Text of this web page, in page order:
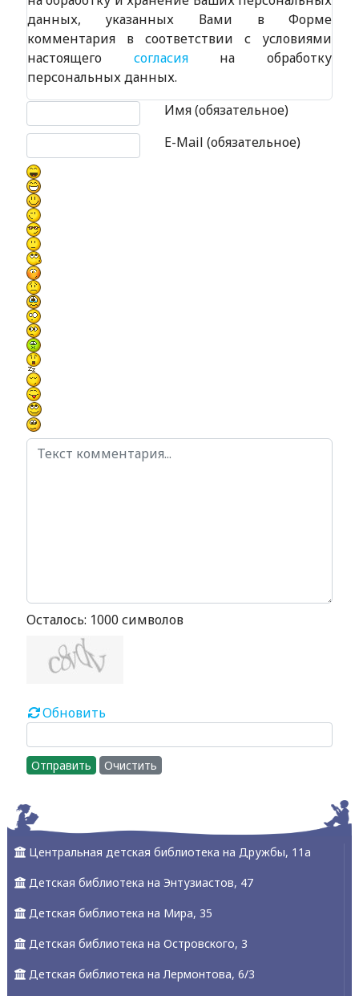
данных, указанных Вами в Форме
комментария в соответствии с условиями
настоящего согласияна обработку
персональных данных.
Имя (обязательное)
E-Mail (обязательное)
Текст комментария
Осталось: 1000 символов
Обновить
Отправить Очистить
Центральная детская библиотека на Дружбы, 11а
Детская библиотека на Энтузиастов, 47
Детская библиотека на Мира, 35
Детская библиотека на Островского, 3
Детская библиотека на Лермонтова, 6/3